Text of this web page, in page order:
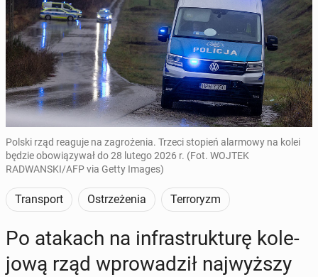
Polski rząd reaguje na zagrożenia. Trzeci stopień alarmowy na kolei
będzie obowiązywał do 28 lutego 2026 r. (Fot. WOJTEK
RADWANSKI/AFP via Getty Images)
Transport Ostrzeżenia Terroryzm
Po atakach na in­fra­struk­tu­rę ko­le­
jo­wą rząd wpro­wa­dził naj­wyż­szy